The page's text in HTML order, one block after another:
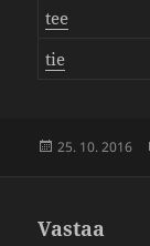
tee
tie
Julkaistu
25. 10. 2016
Vastaa